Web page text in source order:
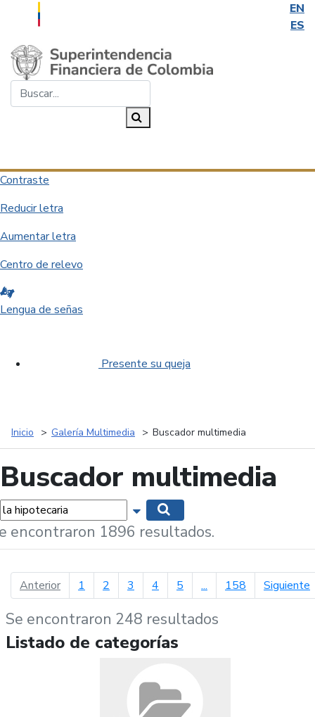
EN
ES
Saltar al contenido principal
Contraste
Reducir letra
Aumentar letra
Centro de relevo
Lengua de señas
Presente su queja
Inicio Galería Multimedia Buscador multimedia
Buscador multimedia
Mostrar opciones de búsqueda
encontraron 1896 resultados.
Anteriorpágina anterior
1 2 3 4 5 ... 158 Siguiente
Se encontraron 248 resultados
Listado de categorías